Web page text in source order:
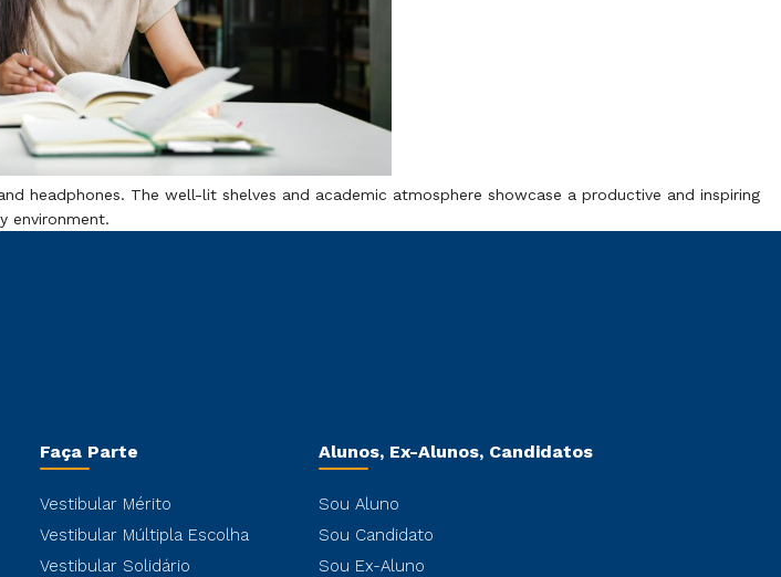
headphones. The well-lit shelves and academic atmosphere showcase a productive and inspiring
environment.
Faça Parte
Vestibular Mérito
Vestibular Múltipla Escolha
Vestibular Solidário
Alunos, Ex-Alunos, Candidatos
Sou Aluno
Sou Candidato
Sou Ex-Aluno